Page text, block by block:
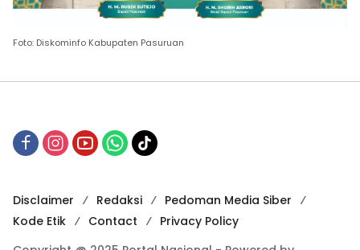
Foto: Diskominfo Kabupaten Pasuruan
Disclaimer Redaksi
Pedoman Media Siber
Kode Etik
Contact
Privacy Policy